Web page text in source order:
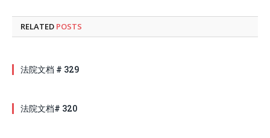
RELATED POSTS
法院文档 # 329
法院文档# 320